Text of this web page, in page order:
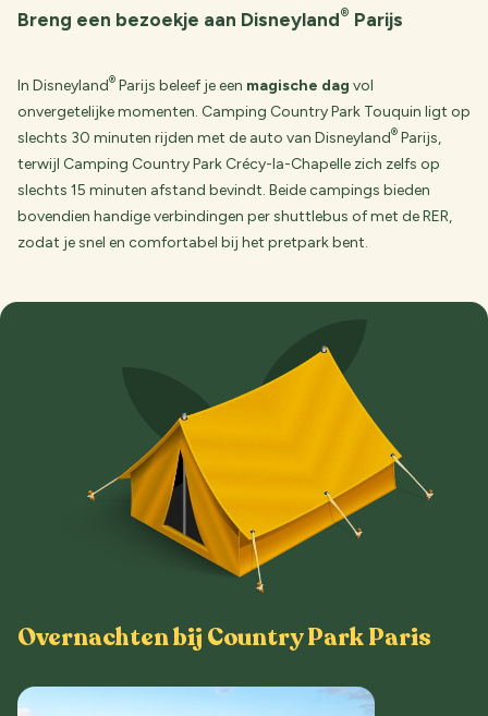
Breng een bezoekje aan Disneyland® Parijs
In Disneyland® Parijs beleef je een magische dag vol
onvergetelijke momenten. Camping Country Park Touquin ligt op
slechts 30 minuten rijden met de auto van Disneyland® Parijs,
terwijl Camping Country Park Crécy-la-Chapelle zich zelfs op
slechts 15 minuten afstand bevindt. Beide campings bieden
bovendien handige verbindingen per shuttlebus of met de RER,
zodat je snel en comfortabel bij het pretpark bent.
Overnachten bij Country Park Paris